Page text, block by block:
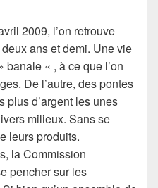
2009, l’on retrouve
ans et demi. Une vie
« , à ce que l’on
De l’autre, des pontes
plus d’argent les unes
milieux. Sans se
leurs produits.
la Commission
pencher sur les